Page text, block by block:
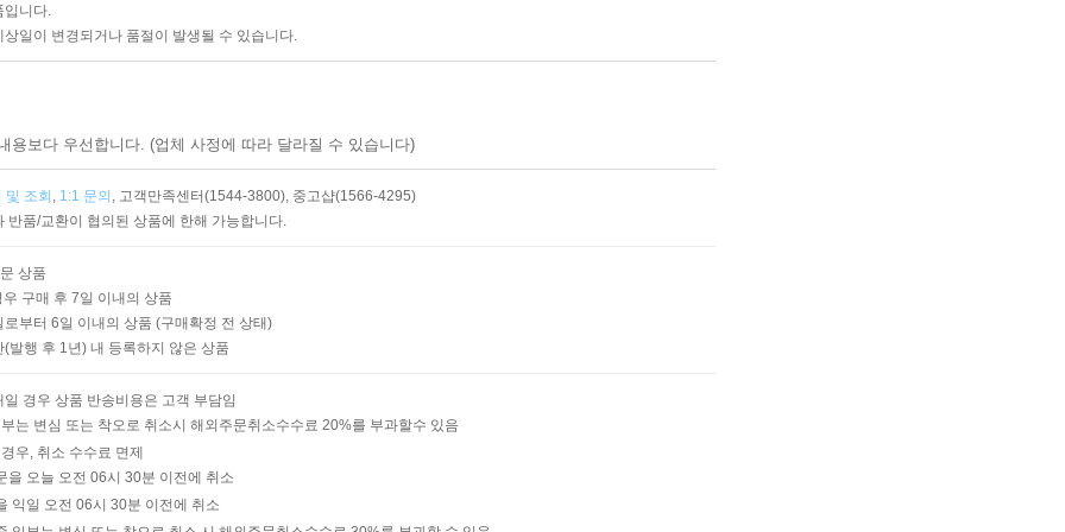
입니다.
일이 변경되거나 품절이 발생될 수 있습니다.
보다 우선합니다. (업체 사정에 따라 달라질 수 있습니다)
및 조회 , 1:1 문의 , 고객만족센터(1544-3800), 중고샵(1566-4295)
반품/교환이 협의된 상품에 한해 가능합니다.
상품
구매 후 7일 이내의 상품
부터 6일 이내의 상품 (구매확정 전 상태)
발행 후 1년) 내 등록하지 않은 상품
경우 상품 반송비용은 고객 부담임
는 변심 또는 착오로 취소시 해외주문취소수수료 20%를 부과할수 있음
우, 취소 수수료 면제
을 오늘 오전 06시 30분 이전에 취소
익일 오전 06시 30분 이전에 취소